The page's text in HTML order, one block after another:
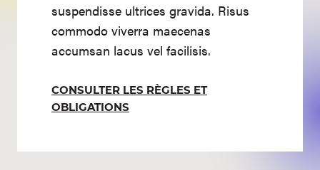
suspendisse ultrices gravida. Risus
commodo viverra maecenas
accumsan lacus vel facilisis.
CONSULTER LES RÈGLES ET
OBLIGATIONS